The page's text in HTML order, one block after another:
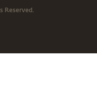
Reserved.